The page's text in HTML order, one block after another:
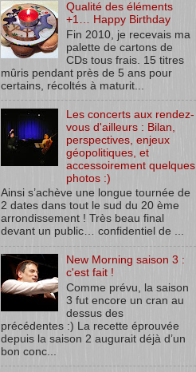
Qualité des éléments
+1… Happy Birthday
Fin 2010, je recevais ma
palette de cartons de
CDs tous frais. 15 titres
mûris pendant près de 5 ans pour
certains, récoltés à maturit...
Les concerts aux rendez-
vous d'ailleurs : Bilan,
perspectives, enjeux
géopolitiques, et
accessoirement quelques
photos :)
Ainsi s’achève une longue tournée de
2 dates dans tout le sud du 20 ème
arrondissement ! Très beau final
devant un public… confidentiel de ...
New Morning saison 3 :
c'est fait !
Comme prévu, la saison
3 fut encore un cran au
dessus des
précédentes :) La recette éprouvée
depuis la saison 2 augurait déjà d’un
bon conc...